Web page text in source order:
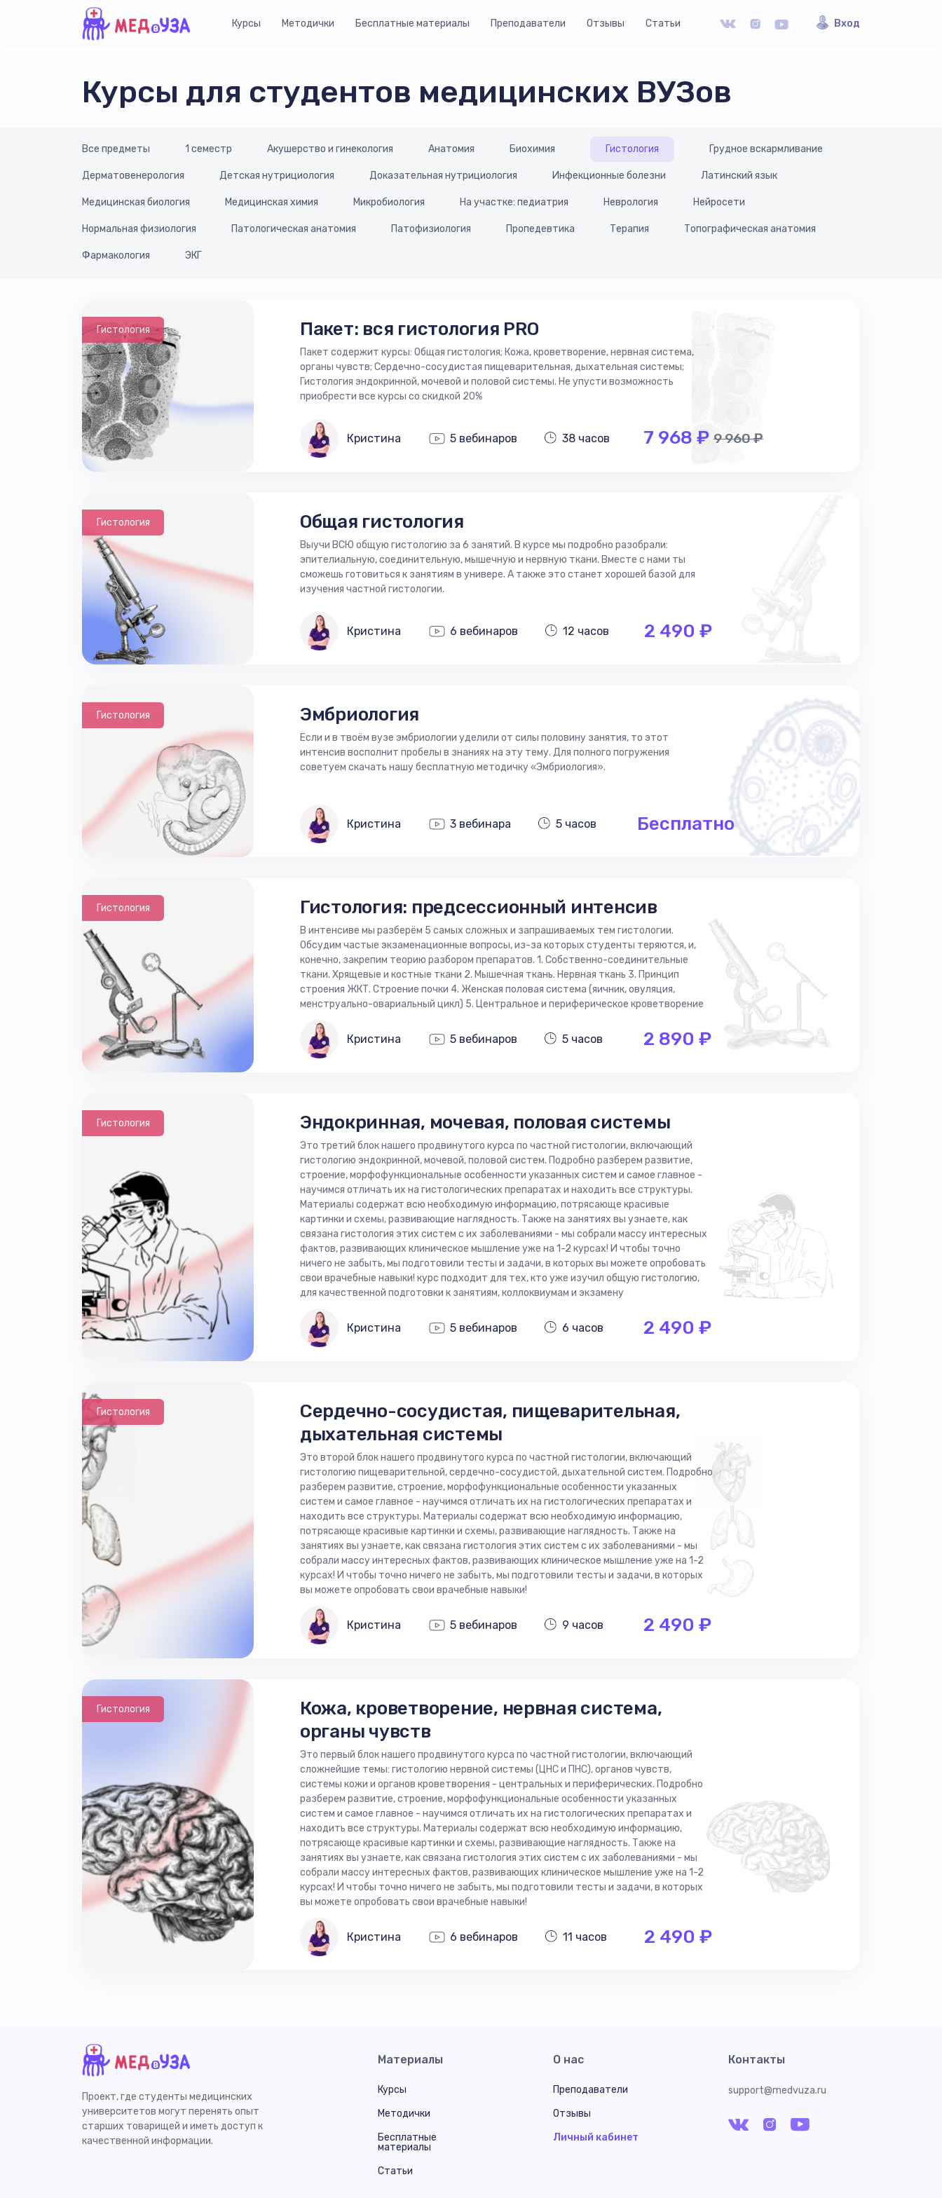
Курсы Методички Бесплатные материалы Преподаватели Отзывы Статьи Вход
Курсы для студентов медицинских ВУЗов
Все предметы 1 семестр Акушерство и гинекология Анатомия Биохимия Гистология Грудное вскармливание
Дерматовенерология Детская нутрициология Доказательная нутрициология Инфекционные болезни Латинский язык
Медицинская биология Медицинская химия Микробиология На участке: педиатрия Неврология Нейросети
Нормальная физиология Патологическая анатомия Патофизиология Пропедевтика Терапия Топографическая анатомия
Фармакология ЭКГ
Гистология Пакет: вся гистология PRO
Пакет содержит курсы: Общая гистология; Кожа, кроветворение, нервная система,
органы чувств; Cердечно-сосудистая пищеварительная, дыхательная системы;
Гистология эндокринной, мочевой и половой системы. Не упусти возможность
приобрести все курсы со скидкой 20%
Кристина 5 вебинаров 38 часов 7 968 ₽ 9 960 ₽
Гистология Общая гистология
Выучи ВСЮ общую гистологию за 6 занятий. В курсе мы подробно разобрали:
эпителиальную, соединительную, мышечную и нервную ткани. Вместе с нами ты
сможешь готовиться к занятиям в универе. А также это станет хорошей базой для
изучения частной гистологии.
Кристина 6 вебинаров 12 часов 2 490 ₽
Гистология Эмбриология
Если и в твоём вузе эмбриологии уделили от силы половину занятия, то этот
интенсив восполнит пробелы в знаниях на эту тему. Для полного погружения
советуем скачать нашу бесплатную методичку «Эмбриология».
Кристина 3 вебинара 5 часов Бесплатно
Гистология Гистология: предсессионный интенсив
В интенсиве мы разберём 5 самых сложных и запрашиваемых тем гистологии.
Обсудим частые экзаменационные вопросы, из-за которых студенты теряются, и,
конечно, закрепим теорию разбором препаратов. 1. Собственно-соединительные
ткани. Хрящевые и костные ткани 2. Мышечная ткань. Нервная ткань 3. Принцип
строения ЖКТ. Строение почки 4. Женская половая система (яичник, овуляция,
менструально-овариальный цикл) 5. Центральное и периферическое кроветворение
Кристина 5 вебинаров 5 часов 2 890 ₽
Гистология Эндокринная, мочевая, половая системы
Это третий блок нашего продвинутого курса по частной гистологии, включающий
гистологию эндокринной, мочевой, половой систем. Подробно разберем развитие,
строение, морфофункциональные особенности указанных систем и самое главное -
научимся отличать их на гистологических препаратах и находить все структуры.
Материалы содержат всю необходимую информацию, потрясающе красивые
картинки и схемы, развивающие наглядность. Также на занятиях вы узнаете, как
связана гистология этих систем с их заболеваниями - мы собрали массу интересных
фактов, развивающих клиническое мышление уже на 1-2 курсах! И чтобы точно
ничего не забыть, мы подготовили тесты и задачи, в которых вы можете опробовать
свои врачебные навыки! курс подходит для тех, кто уже изучил общую гистологию,
для качественной подготовки к занятиям, коллоквиумам и экзамену
Кристина 5 вебинаров 6 часов 2 490 ₽
Гистология
Сердечно-сосудистая, пищеварительная,
дыхательная системы
Это второй блок нашего продвинутого курса по частной гистологии, включающий
гистологию пищеварительной, сердечно-сосудистой, дыхательной систем. Подробно
разберем развитие, строение, морфофункциональные особенности указанных
систем и самое главное - научимся отличать их на гистологических препаратах и
находить все структуры. Материалы содержат всю необходимую информацию,
потрясающе красивые картинки и схемы, развивающие наглядность. Также на
занятиях вы узнаете, как связана гистология этих систем с их заболеваниями - мы
собрали массу интересных фактов, развивающих клиническое мышление уже на 1-2
курсах! И чтобы точно ничего не забыть, мы подготовили тесты и задачи, в которых
вы можете опробовать свои врачебные навыки!
Кристина 5 вебинаров 9 часов 2 490 ₽
Гистология
Кожа, кроветворение, нервная система,
органы чувств
Это первый блок нашего продвинутого курса по частной гистологии, включающий
сложнейшие темы: гистологию нервной системы (ЦНС и ПНС), органов чувств,
системы кожи и органов кроветворения - центральных и периферических. Подробно
разберем развитие, строение, морфофункциональные особенности указанных
систем и самое главное - научимся отличать их на гистологических препаратах и
находить все структуры. Материалы содержат всю необходимую информацию,
потрясающе красивые картинки и схемы, развивающие наглядность. Также на
занятиях вы узнаете, как связана гистология этих систем с их заболеваниями - мы
собрали массу интересных фактов, развивающих клиническое мышление уже на 1-2
курсах! И чтобы точно ничего не забыть, мы подготовили тесты и задачи, в которых
вы можете опробовать свои врачебные навыки!
Кристина 6 вебинаров 11 часов 2 490 ₽
Проект, где студенты медицинских
университетов могут перенять опыт
старших товарищей и иметь доступ к
качественной информации.
Материалы
Курсы
Методички
Бесплатные
материалы
Статьи
О нас
Преподаватели
Отзывы
Личный кабинет
Контакты
support@medvuza.ru